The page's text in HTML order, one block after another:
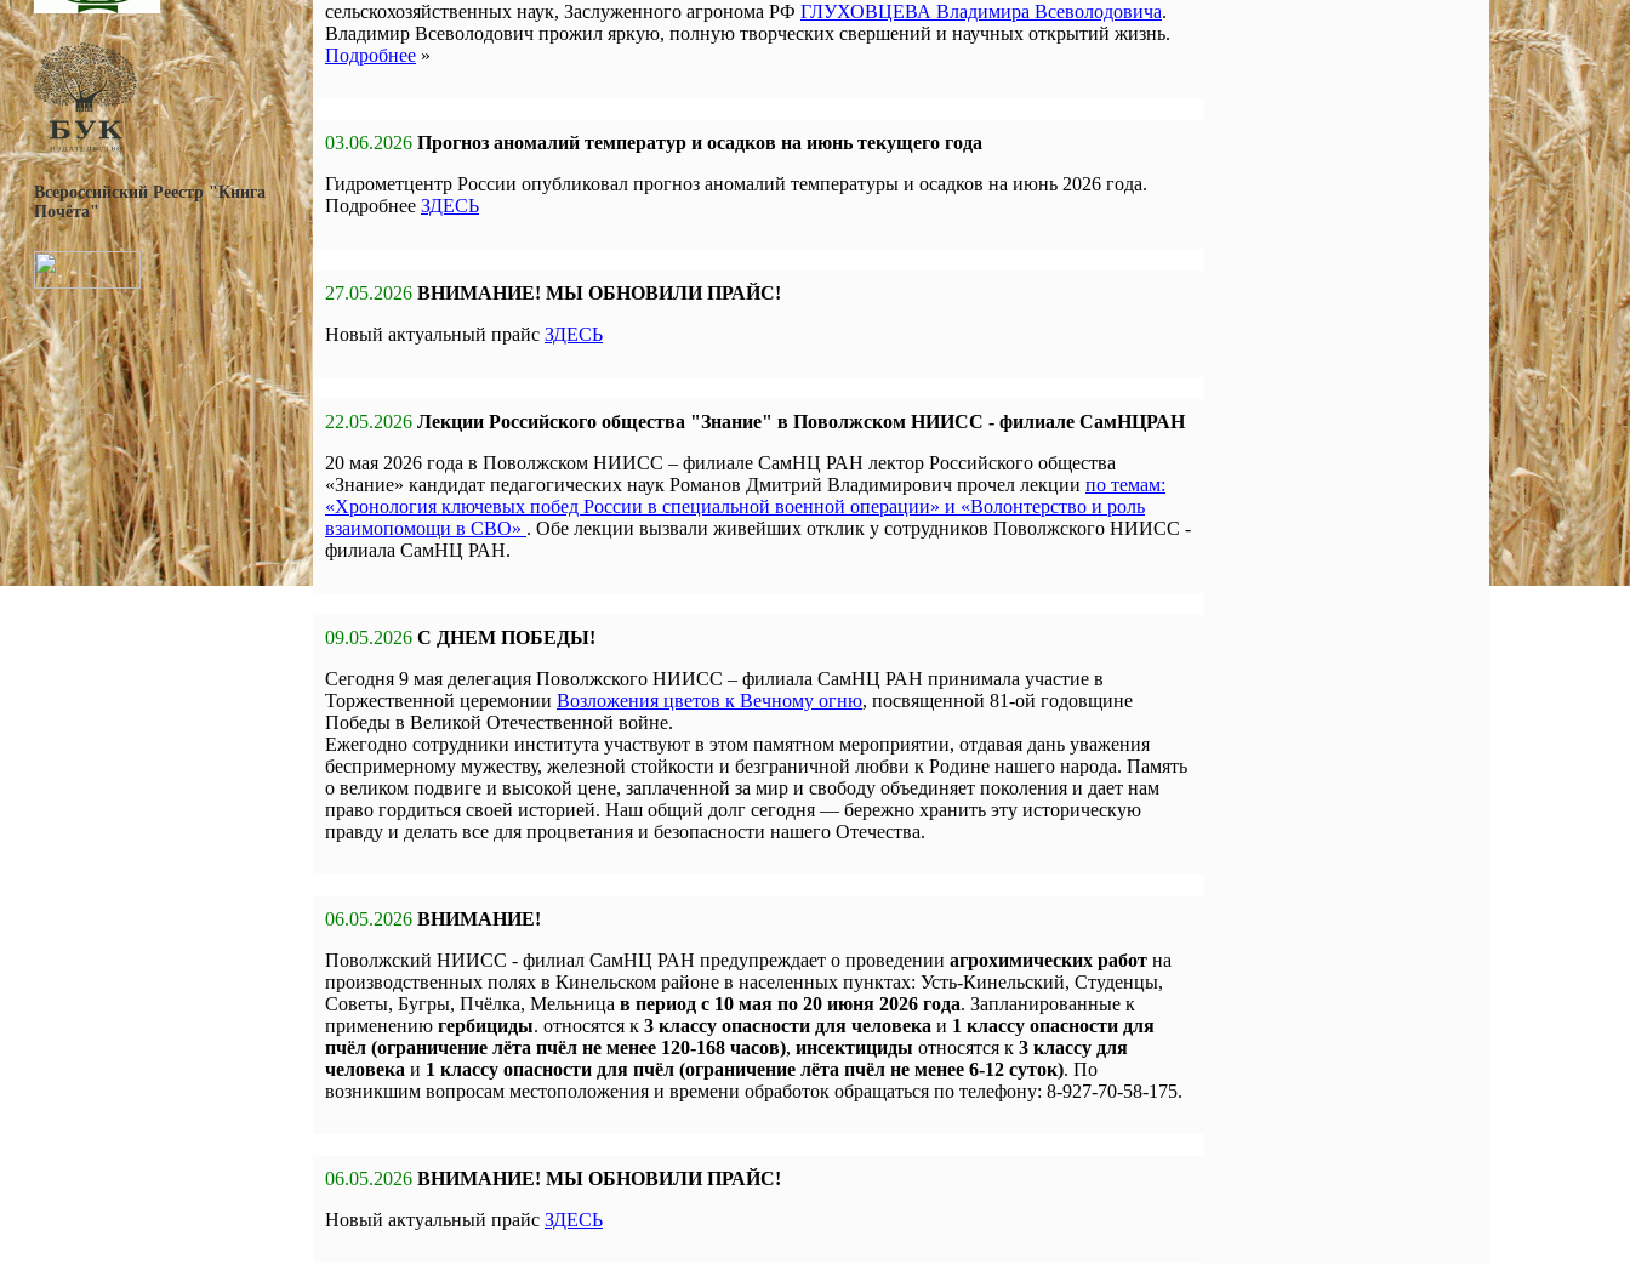
Всероссийский Реестр "Книга
Почёта"
сельскохозяйственных наук, Заслуженного агронома РФ ГЛУХОВЦЕВА Владимира Всеволодовича.
Владимир Всеволодович прожил яркую, полную творческих свершений и научных открытий жизнь.
Подробнее »
03.06.2026 Прогноз аномалий температур и осадков на июнь текущего года
Гидрометцентр России опубликовал прогноз аномалий температуры и осадков на июнь 2026 года.
Подробнее ЗДЕСЬ
27.05.2026 ВНИМАНИЕ! МЫ ОБНОВИЛИ ПРАЙС!
Новый актуальный прайс ЗДЕСЬ
22.05.2026 Лекции Российского общества "Знание" в Поволжском НИИСС - филиале СамНЦРАН
20 мая 2026 года в Поволжском НИИСС – филиале СамНЦ РАН лектор Российского общества
«Знание» кандидат педагогических наук Романов Дмитрий Владимирович прочел лекции по темам:
«Хронология ключевых побед России в специальной военной операции» и «Волонтерство и роль
взаимопомощи в СВО» . Обе лекции вызвали живейших отклик у сотрудников Поволжского НИИСС -
филиала СамНЦ РАН.
09.05.2026 С ДНЕМ ПОБЕДЫ!
Сегодня 9 мая делегация Поволжского НИИСС – филиала СамНЦ РАН принимала участие в
Торжественной церемонии Возложения цветов к Вечному огню, посвященной 81-ой годовщине
Победы в Великой Отечественной войне.
Ежегодно сотрудники института участвуют в этом памятном мероприятии, отдавая дань уважения
беспримерному мужеству, железной стойкости и безграничной любви к Родине нашего народа. Память
о великом подвиге и высокой цене, заплаченной за мир и свободу объединяет поколения и дает нам
право гордиться своей историей. Наш общий долг сегодня — бережно хранить эту историческую
правду и делать все для процветания и безопасности нашего Отечества.
06.05.2026 ВНИМАНИЕ!
Поволжский НИИСС - филиал СамНЦ РАН предупреждает о проведении агрохимических работ на
производственных полях в Кинельском районе в населенных пунктах: Усть-Кинельский, Студенцы,
Советы, Бугры, Пчёлка, Мельница в период с 10 мая по 20 июня 2026 года. Запланированные к
применению гербициды. относятся к 3 классу опасности для человека и 1 классу опасности для
пчёл (ограничение лёта пчёл не менее 120-168 часов), инсектициды относятся к 3 классу для
человека и 1 классу опасности для пчёл (ограничение лёта пчёл не менее 6-12 суток). По
возникшим вопросам местоположения и времени обработок обращаться по телефону: 8-927-70-58-175.
06.05.2026 ВНИМАНИЕ! МЫ ОБНОВИЛИ ПРАЙС!
Новый актуальный прайс ЗДЕСЬ